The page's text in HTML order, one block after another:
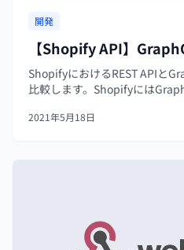
開発
【Shopify API】
ShopifyにおけるREST APIと
比較します。Shopifyには
かかりにくい仕組みになってい
2021年5月18日